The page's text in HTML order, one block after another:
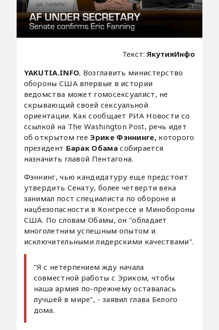
Текст:ЯкутияИнфо
YAKUTIA.INFO. Возглавить министерство
обороны США впервые в истории
ведомства может гомосексуалист, не
скрывающий своей сексуальной
ориентации. Как сообщает РИА Новости со
ссылкой на The Washington Post, речь идет
об открытом гее Эрике Фэннинге,которого
президент Барак Обамасобирается
назначить главой Пентагона.
Фэннинг, чью кандидатуру еще предстоит
утвердить Сенату, более четверти века
занимал пост специалиста по обороне и
нацбезопасности в Конгрессе и Минобороны
США. По словам Обамы, он "обладает
многолетним успешным опытом и
исключительными лидерскими качествами".
"Я с нетерпением жду начала
совместной работы с Эриком, чтобы
наша армия по-прежнему оставалась
лучшей в мире", - заявил глава Белого
дома.